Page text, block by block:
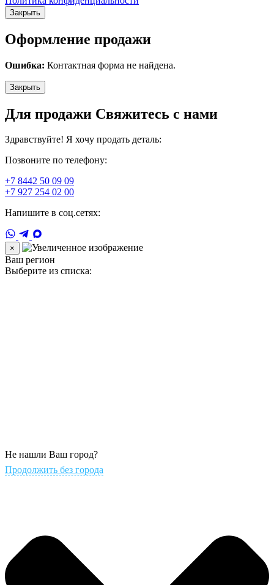
Закрыть
Оформление продажи
Ошибка: Контактная форма не найдена.
Закрыть
Для продажи Свяжитесь с нами
Здравствуйте! Я хочу продать деталь:
Позвоните по телефону:
+7 8442 50 09 09
+7 927 254 02 00
Напишите в соц.сетях:
×
Ваш регион
Выберите из списка:
Не нашли Ваш город?
Продолжить без города